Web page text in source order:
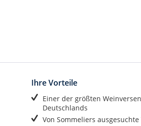
Ihre Vorteile
Einer der größten
Deutschlands
Von Sommeliers ausgesuchte